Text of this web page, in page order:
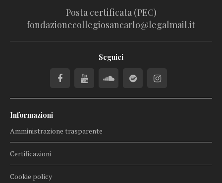
Posta certificata (PEC)
fondazionecollegiosancarlo@legalmail.it
Seguici
Informazioni
Amministrazione trasparente
Certificazioni
Cookie policy